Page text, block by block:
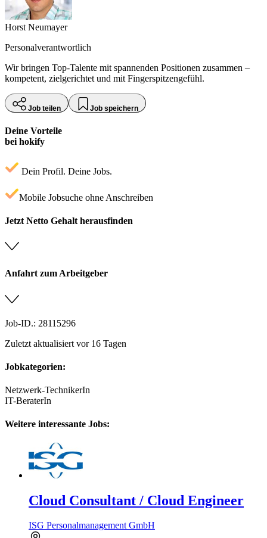
Horst Neumayer
Personalverantwortlich
Wir bringen Top-Talente mit spannenden Positionen zusammen –
kompetent, zielgerichtet und mit Fingerspitzengefühl.
Job teilen Job speichern
Deine Vorteile
bei hokify
Dein Profil. Deine Jobs.
Mobile Jobsuche ohne Anschreiben
Jetzt Netto Gehalt herausfinden
Anfahrt zum Arbeitgeber
Job-ID.: 28115296
Zuletzt aktualisiert vor 16 Tagen
Jobkategorien:
Netzwerk-TechnikerIn
IT-BeraterIn
Weitere interessante Jobs:
Cloud Consultant / Cloud Engineer
ISG Personalmanagement GmbH